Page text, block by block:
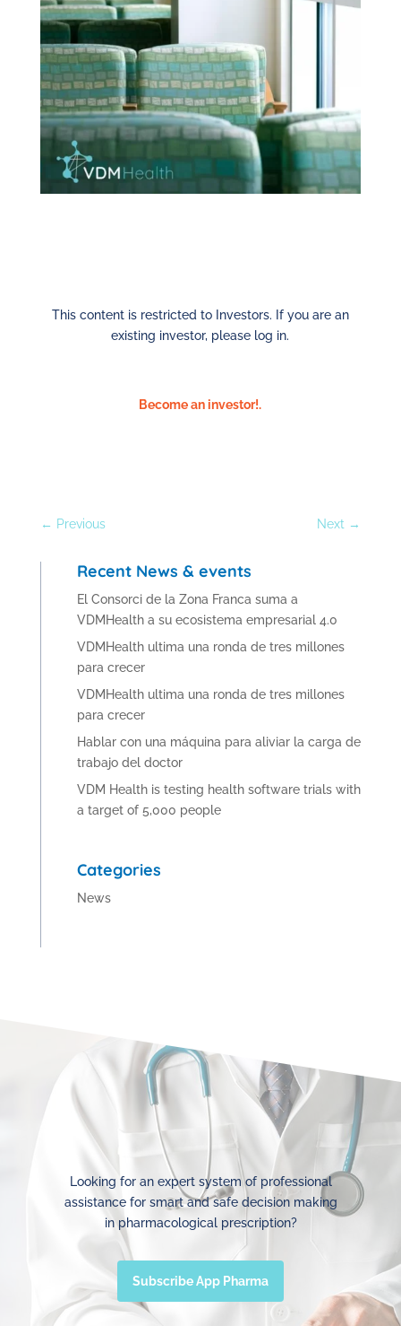
This content is restricted to Investors. If you are an
existing investor, please log in.
Become an investor!.
← Previous Next →
Recent News & events
El Consorci de la Zona Franca suma a
VDMHealth a su ecosistema empresarial 4.0
VDMHealth ultima una ronda de tres millones
para crecer
VDMHealth ultima una ronda de tres millones
para crecer
Hablar con una máquina para aliviar la carga de
trabajo del doctor
VDM Health is testing health software trials with
a target of 5,000 people
Categories
News
Looking for an expert system of professional
assistance for smart and safe decision making
in pharmacological prescription?
Subscribe App Pharma